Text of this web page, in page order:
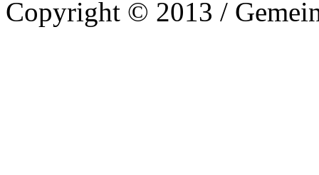
Copyright © 2013 /